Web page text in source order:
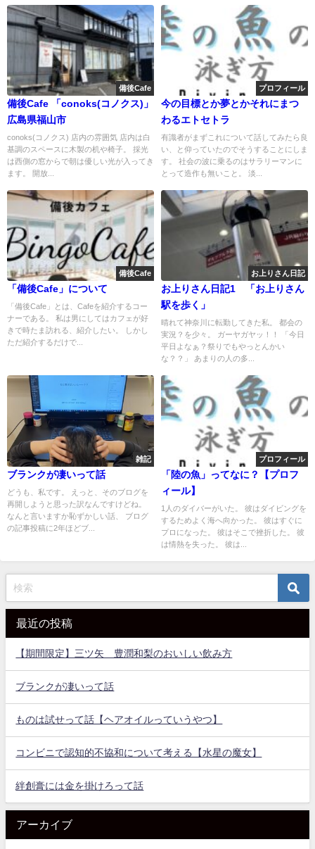
備後Cafe
備後Cafe 「conoks(コノクス)」
広島県福山市
conoks(コノクス) 店内の雰囲気 店内は白
基調のスペースに木製の机や椅子。 採光
は西側の窓からで朝は優しい光が入ってき
ます。 開放...
プロフィール
今の目標とか夢とかそれにまつ
わるエトセトラ
有識者がまずこれについて話してみたら良
い、と仰っていたのでそうすることにしま
す。 社会の波に乗るのはサラリーマンに
とって造作も無いこと。 淡...
備後Cafe
「備後Cafe」について
「備後Cafe」とは、Cafeを紹介するコー
ナーである。 私は男にしてはカフェが好
きで時たま訪れる、紹介したい。 しかし
ただ紹介するだけで...
お上りさん日記
お上りさん日記1 「お上りさん
駅を歩く」
晴れて神奈川に転勤してきた私。 都会の
実況？を少々。 ガーヤガヤッ！！ 「今日
平日よなぁ？祭りでもやっとんかい
な？？」 あまりの人の多...
雑記
ブランクが凄いって話
どうも、私です。 えっと、そのブログを
再開しようと思った訳なんですけどね。
なんと言いますか恥ずかしい話、 ブログ
の記事投稿に2年ほどブ...
プロフィール
「陸の魚」ってなに？【プロフ
ィール】
1人のダイバーがいた。 彼はダイビングを
するためよく海へ向かった。 彼はすぐに
プロになった。 彼はそこで挫折した。 彼
は情熱を失った。 彼は...
最近の投稿
【期間限定】三ツ矢 豊潤和梨のおいしい飲み方
ブランクが凄いって話
ものは試せって話【ヘアオイルっていうやつ】
コンビニで認知的不協和について考える【水星の魔女】
絆創膏には金を掛けろって話
アーカイブ